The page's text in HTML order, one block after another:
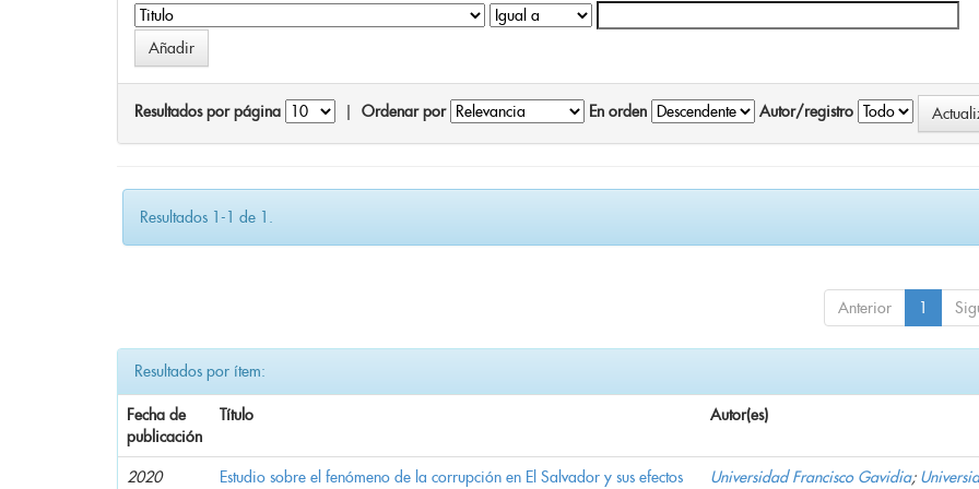
Resultados por página Ordenar por En orden Autor/registro
Resultados 1-1 de 1.
Anterior 1
Resultados por ítem:
Fecha de
publicación
Título Autor(es)
2020 Estudio sobre el fenómeno de la corrupción en El Salvador y sus efectos Universidad Francisco Gavidia;